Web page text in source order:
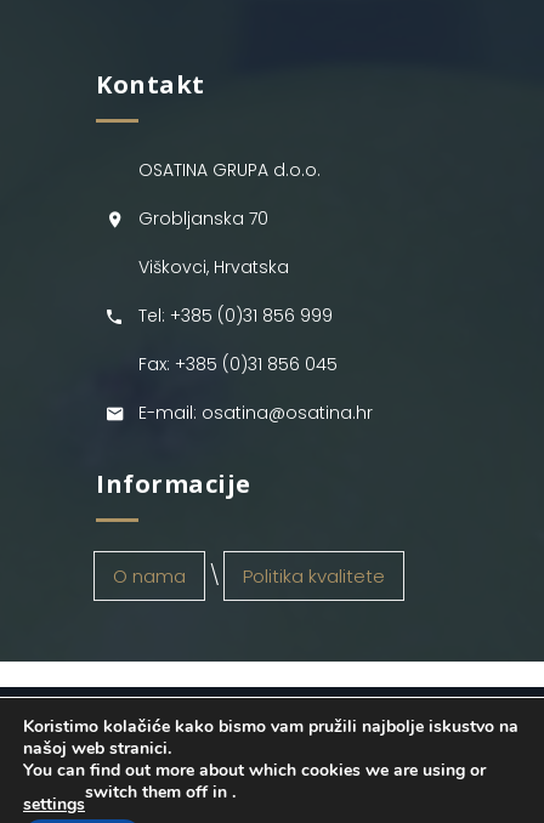
Kontakt
OSATINA GRUPA d.o.o.
Grobljanska 70
Viškovci, Hrvatska
Tel: +385 (0)31 856 999
Fax: +385 (0)31 856 045
E-mail: osatina@osatina.hr
Informacije
O nama Politika kvalitete
OSATINA GRUPA d.o.o. 2026
. Configured
byINFOS Osijek. Sva prava pridržana.
Koristimo kolačiće kako bismo vam pružili najbolje iskustvo na
našoj web stranici.
You can find out more about which cookies we are using or
switch them off in
settings
.